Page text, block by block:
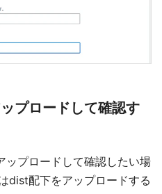
プロードして確認す
ップロードして確認したい場
dist配下をアップロードする